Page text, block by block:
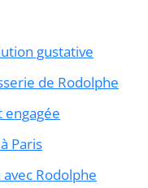
gustative
de Rodolphe
engagée
Paris
Rodolphe